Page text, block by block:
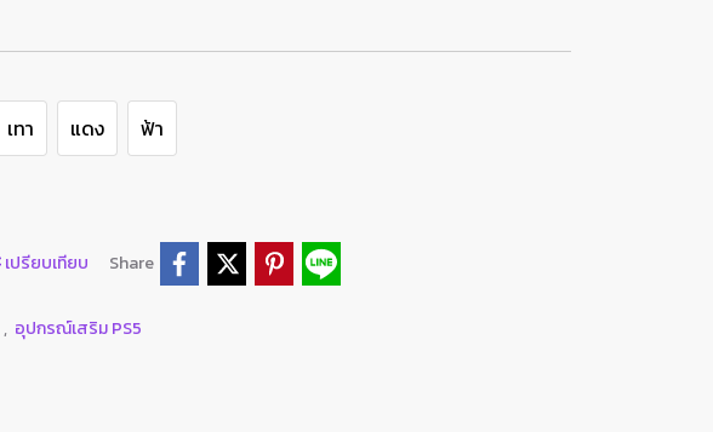
เทา แดง ฟ้า
เปรียบเทียบ Share
, อุปกรณ์เสริม PS5